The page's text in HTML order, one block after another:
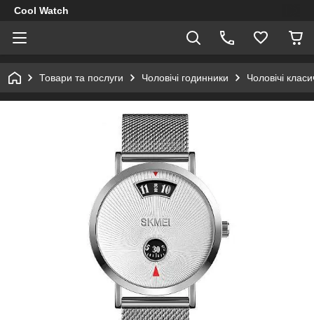
Cool Watch
Товари та послуги Чоловічі годинники Чоловічі